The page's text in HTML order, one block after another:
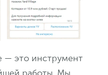
— это инструмент
работы. Мы